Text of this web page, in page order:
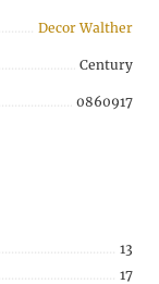
Decor Walther
Century
0860917
13
17